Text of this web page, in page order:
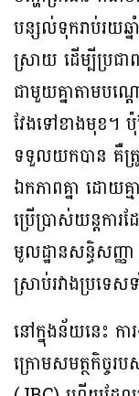
បន្សល់ទុករាប់រយឆ្
ស្រាយ ដើម្បីប្រជា
ជាមួយគ្នាតាមប
វែងទៅខាងមុខ។
ទទួលយកបាន គឺត្រូ
ឯកភាពគ្នា ដោយគ្
ប្រើប្រាស់យន្តការ
មូលដ្ឋានសន្ធិសញ្ញ
ស្រាប់រវាងប្រទេស
នៅក្នុងន័យនេះ ក
ក្រោមសមត្ថកិច្ចរប